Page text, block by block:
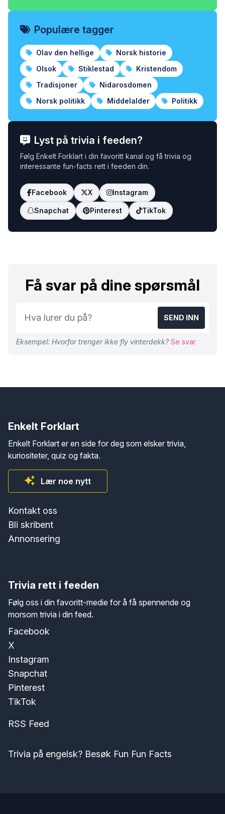
Populære tagger
Olav den hellige
Norsk historie
Olsok
Stiklestad
Kristendom
Tradisjoner
Nidarosdomen
Norsk politikk
Middelalder Politikk
Lyst på trivia i feeden?
Følg Enkelt Forklart i din favoritt kanal og få trivia og
interessante fun-facts rett i feeden din.
Facebook X Instagram
Snapchat Pinterest TikTok
Få svar på dine spørsmål
SEND INN
Eksempel: Hvorfor trenger ikke fly vinterdekk? Se svar
Enkelt Forklart
Enkelt Forklart er en side for deg som elsker trivia,
kuriositeter, quiz og fakta.
Lær noe nytt
Kontakt oss
Bli skribent
Annonsering
Trivia rett i feeden
Følg oss i din favoritt-medie for å få spennende og
morsom trivia i din feed.
Facebook
X
Instagram
Snapchat
Pinterest
TikTok
RSS Feed
Trivia på engelsk? Besøk Fun Fun Facts